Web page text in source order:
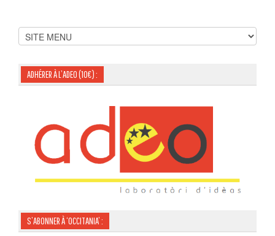
ADHÉRER À L’ADEO (10€) :
S’ABONNER À ‘OCCITANIA’ :